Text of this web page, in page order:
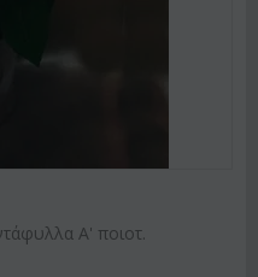
Α' ποιοτ.